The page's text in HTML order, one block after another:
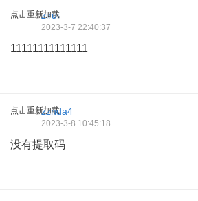
点击重新加载
zirui
2023-3-7 22:40:37
11111111111111
点击重新加载
zznda4
2023-3-8 10:45:18
没有提取码